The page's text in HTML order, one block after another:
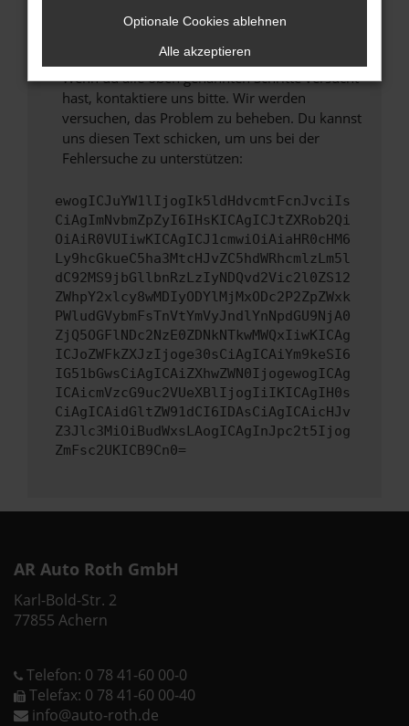
unterstützt werden.
Wende dich an den Webseitenbetreiber.
Wenn du alle oben genannten Schritte versucht
hast, kontaktiere uns bitte. Wir werden
versuchen, das Problem zu beheben. Du kannst
uns diesen Text schicken, um uns bei der
Fehlersuche zu unterstützen:
ewogICJuYW1lIjogIk5ldHdvcmtFcnJvciIs
CiAgImNvbmZpZyI6IHsKICAgICJtZXRob2Qi
OiAiR0VUIiwKICAgICJ1cmwiOiAiaHR0cHM6
Ly9hcGkueC5ha3MtcHJvZC5hdWRhcmlzLm5l
dC92MS9jbGllbnRzLzIyNDQvd2Vic2l0ZS12
ZWhpY2xlcy8wMDIyODYlMjMxODc2P2ZpZWxk
PWludGVybmFsTnVtYmVyJndlYnNpdGU9NjA0
ZjQ5OGFlNDc2NzE0ZDNkNTkwMWQxIiwKICAg
ICJoZWFkZXJzIjoge30sCiAgICAiYm9keSI6
IG51bGwsCiAgICAiZXhwZWN0IjogewogICAg
ICAicmVzcG9uc2VUeXBlIjogIiIKICAgIH0s
CiAgICAidGltZW91dCI6IDAsCiAgICAicHJv
Z3Jlc3MiOiBudWxsLAogICAgInJpc2t5Ijog
ZmFsc2UKICB9Cn0=
AR Auto Roth GmbH
Karl-Bold-Str. 2
77855 Achern
Telefon: 0 78 41-60 00-0
Telefax: 0 78 41-60 00-40
info@auto-roth.de
Optionale Cookies ablehnen
Alle akzeptieren